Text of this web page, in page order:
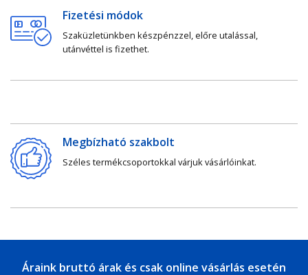
Fizetési módok
Szaküzletünkben készpénzzel, előre utalással,
utánvéttel is fizethet.
Megbízható szakbolt
Széles termékcsoportokkal várjuk vásárlóinkat.
Áraink bruttó árak és csak online vásárlás esetén